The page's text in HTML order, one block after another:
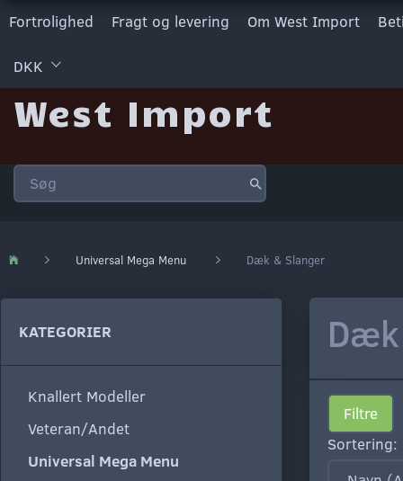
Fortrolighed Fragt og levering Om West Import
DKK
West Import
Universal Mega Menu Dæk & Slanger
KATEGORIER
Knallert Modeller
Veteran/Andet
Universal Mega Menu
Filtre
Sortering: